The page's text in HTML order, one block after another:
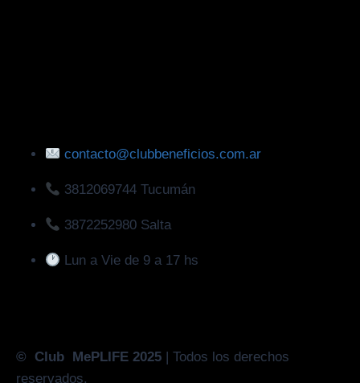
contacto@clubbeneficios.com.ar
3812069744 Tucumán
3872252980 Salta
Lun a Vie de 9 a 17 hs
© Club MePLIFE 2025 | Todos los derechos
reservados.